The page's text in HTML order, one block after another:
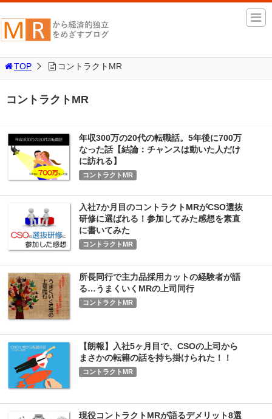
TOP コントラクトMR
コントラクトMR
年収300万の20代の転職話。5年後に700万
なった話【結論：チャンスは動いた人だけ
に訪れる】
コントラクトMR
入社7か月目のコントラクトMRがCSO選抜
研修に選ばれる！参加してみた感想を素直
に書いてみた
コントラクトMR
所長同行で主力品採用カットの経験者が語
る…うまくいくMRの上司同行
コントラクトMR
【朗報】入社5ヶ月目で、CSOの上司から
まさかの転籍の話を持ち掛けられた！！
コントラクトMR
現役コントラクトMRが語るデメリット8選